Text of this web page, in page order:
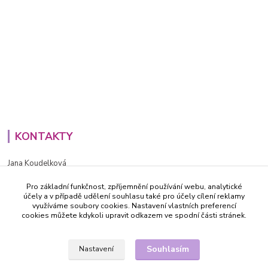
KONTAKTY
Jana Koudelková
PO - PÁ (8-16h)
info@decida.cz
Pro základní funkčnost, zpříjemnění používání webu, analytické
účely a v případě udělení souhlasu také pro účely cílení reklamy
využíváme soubory cookies. Nastavení vlastních preferencí
cookies můžete kdykoli upravit odkazem ve spodní části stránek.
Nastavení Souhlasím